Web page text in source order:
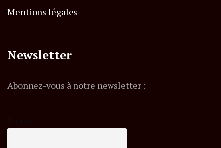
Mentions légales
Newsletter
Abonnez-vous à notre newsletter :